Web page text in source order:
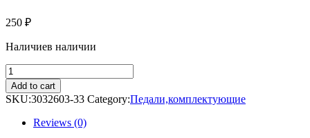
250 ₽
Наличиев наличии
Педаль
пластмассовая
(33)
9/16"
(Китай)
quantity
Add to cart
SKU:3032603-33 Category:Педали,комплектующие
Reviews (0)